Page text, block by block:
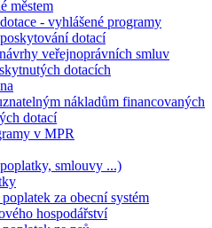
městem
- vyhlášené programy
dotací
veřejnoprávních smluv
dotacích
nákladům financovaných
dotací
v MPR
smlouvy ...)
za obecní systém
hospodářství